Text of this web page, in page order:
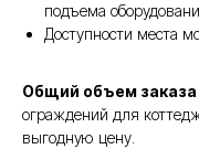
подъема
Доступности места
Общий объем заказа
ограждений для
выгодную цену.